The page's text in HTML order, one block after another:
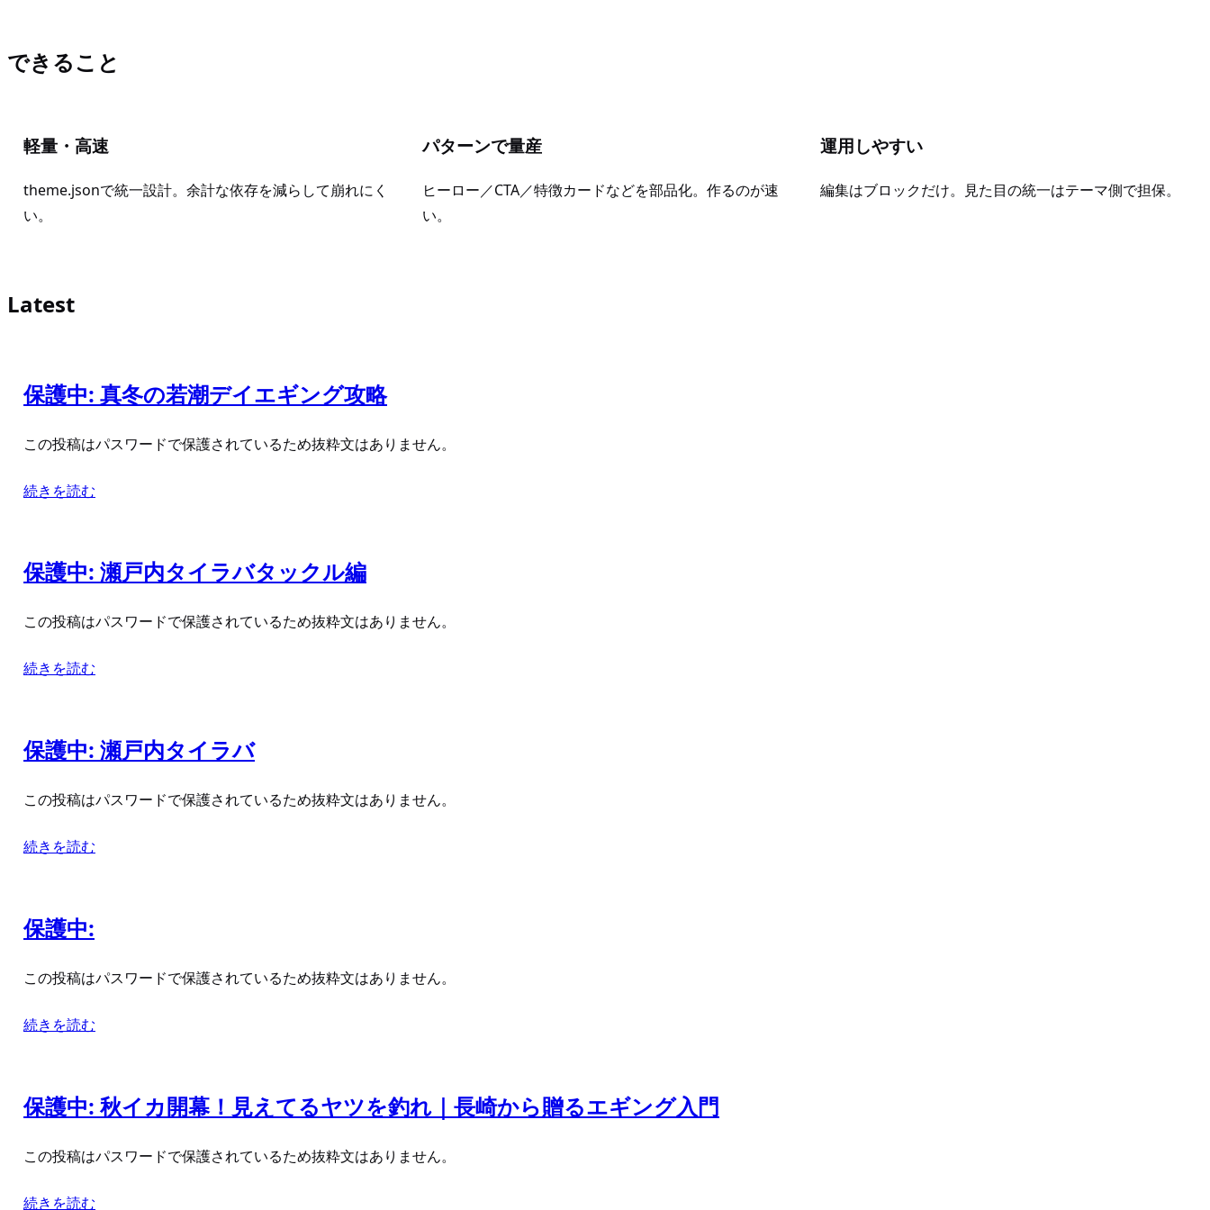
できること
軽量・高速
theme.jsonで統一設計。余計な依存を減らして崩れにく
い。
パターンで量産
ヒーロー／CTA／特徴カードなどを部品化。作るのが速
い。
運用しやすい
編集はブロックだけ。見た目の統一はテーマ側で担保。
Latest
保護中: 真冬の若潮デイエギング攻略
この投稿はパスワードで保護されているため抜粋文はありません。
続きを読む
保護中: 瀬戸内タイラバタックル編
この投稿はパスワードで保護されているため抜粋文はありません。
続きを読む
保護中: 瀬戸内タイラバ
この投稿はパスワードで保護されているため抜粋文はありません。
続きを読む
保護中:
この投稿はパスワードで保護されているため抜粋文はありません。
続きを読む
保護中: 秋イカ開幕！見えてるヤツを釣れ｜長崎から贈るエギング入門
この投稿はパスワードで保護されているため抜粋文はありません。
続きを読む